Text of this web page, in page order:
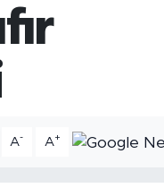
A- A+